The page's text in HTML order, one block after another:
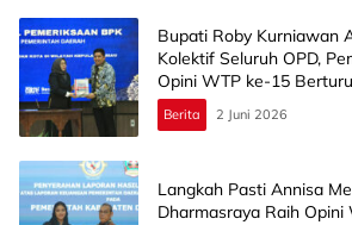
Bupati Roby Kurniawan
Kolektif Seluruh OPD,
Opini WTP ke-15
Berita 2 Juni 2026
Langkah Pasti Annisa
Dharmasraya Raih Opini